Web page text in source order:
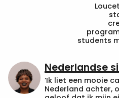
students
Nederlandse
‘Ik liet een mooie
Nederland achter,